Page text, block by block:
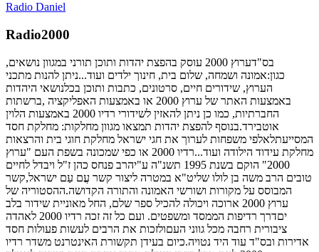
Radio Daniel
Radio2000
בס"דערוץ 2000 עוסק בהפצת יהדות ותוכן תורני במגוון נושאים,
כגון:אמונה ושמחה, שלום בית, חינוך ילדים ועוד...ניתן להנות מתכני
הערוץ, שידורים חיים, סרטונים, כתבות ותוכן בכלנושאי היהדות
באמצעות האתר של ערוץ 2000 או באמצעות האפליקציה ,ברשתות
החברתיות, כמו כן ניתן להאזין לשידורי רדיו 2000 באמצעות הלוין
אוטבירד.בנוסף להפצת יהדות תמצאו מגוון מחלקות: מחלקת חסד
המסייעתלאלפי משפחות לערוך את חגי ישראל מחלקת חוגי בית והרצאות
מחלקת עידוד הילודה ועוד...רדיו 2000 או כפי שמכונה בשפת העם "ערוץ
2000" הוקם בשנת 1995 תשנ"ה ע"יהרב פנחס כהן ז"ל ויבדל לחיים
טובים הרב משה בן לולו שליט"א במטרה ליצור קשר עֲם עַם ישראל,קשר
המבוסס על מקורות ושורשי האמונה והתורה הקדושה.ההסטוריה של
ערוץ 2000 ארוכה ויכולה להכיל ספר שלם, החל מאוניית שידור בלב
יםדרך רדיפות הממסד ומשפטים. ועם כל זה זכה רדיו 2000 לאהדה
ציבורית רחבה מכל גווני העםולזכות את הרבים לעשות פעולות חסד
אדירות ובס"ד עוד היד נטויה.כיום בעידן תקשורת האינטרנט משדר רדיו